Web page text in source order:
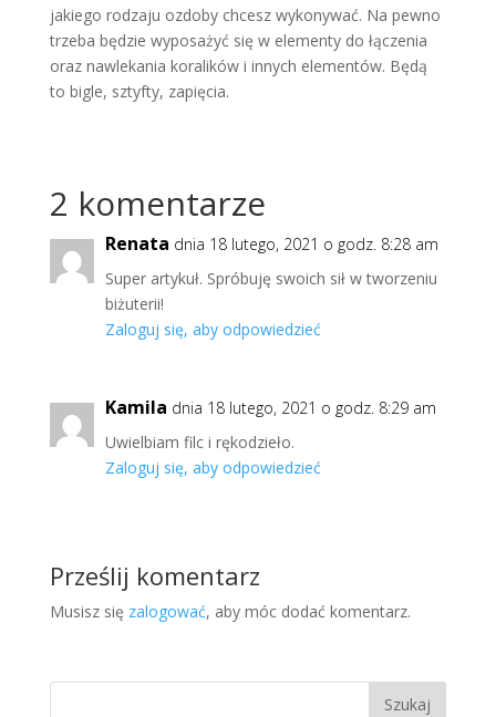
jakiego rodzaju ozdoby chcesz wykonywać. Na pewno
trzeba będzie wyposażyć się w elementy do łączenia
oraz nawlekania koralików i innych elementów. Będą
to bigle, sztyfty, zapięcia.
2 komentarze
Renata dnia 18 lutego, 2021 o godz. 8:28 am
Super artykuł. Spróbuję swoich sił w tworzeniu
biżuterii!
Zaloguj się, aby odpowiedzieć
Kamila dnia 18 lutego, 2021 o godz. 8:29 am
Uwielbiam filc i rękodzieło.
Zaloguj się, aby odpowiedzieć
Prześlij komentarz
Musisz się zalogować, aby móc dodać komentarz.